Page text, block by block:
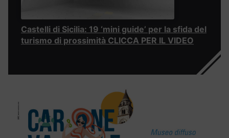
Castelli di Sicilia: 19 ‘mini guide’ per la sfida del
turismo di prossimità CLICCA PER IL VIDEO